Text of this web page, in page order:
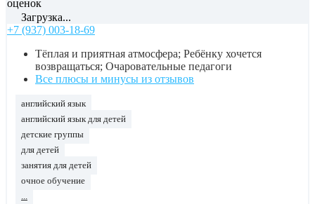
оценок
Загрузка...
+7 (937) 003-18-69
Тёплая и приятная атмосфера; Ребёнку хочется
возвращаться; Очаровательные педагоги
Все плюсы и минусы из отзывов
английский язык
английский язык для детей
детские группы
для детей
занятия для детей
очное обучение